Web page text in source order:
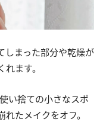
しまった部分や乾燥が
ます。
い捨ての小さなスポ
たメイクをオフ。